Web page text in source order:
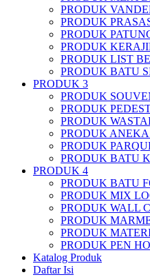
PRODUK
PRODUK
PRODUK
PRODUK
PRODUK LIST
PRODUK BATU
PRODUK 3
PRODUK
PRODUK
PRODUK
PRODUK ANEKA
PRODUK
PRODUK BATU
PRODUK 4
PRODUK BATU
PRODUK MIX
PRODUK WALL
PRODUK
PRODUK
PRODUK PEN
Katalog Produk
Daftar Isi